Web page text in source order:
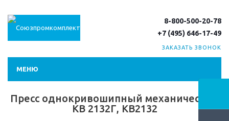
8-800-500-20-78
+7 (495) 646-17-49
ЗАКАЗАТЬ ЗВОНОК
МЕНЮ
Пресс однокривошипный механический
КВ 2132Г, КВ2132